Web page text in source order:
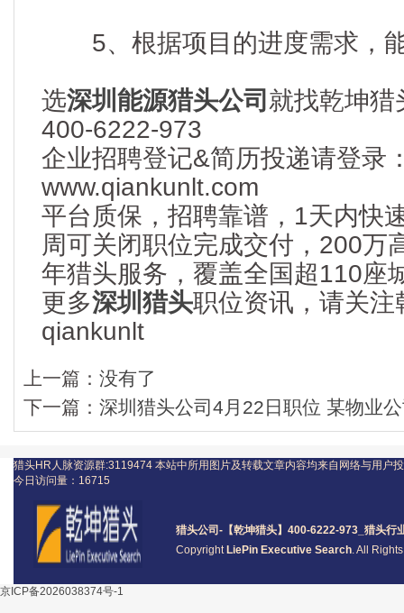
5、根据项目的进度需求，
选深圳能源猎头公司 就找乾坤猎
400-6222-973
企业招聘登记&简历投递请登录
www.qiankunlt.com
平台质保，招聘靠谱，1天内快
周可关闭职位完成交付，200万
年猎头服务，覆盖全国超110座
更多深圳猎头职位资讯，请关
qiankunlt
上一篇： 没有了
下一篇： 深圳猎头公司4月22日职位 某物业
猎头公司 -【乾坤猎头】400-6222-973_ 猎头行
Copyright LiePin Executive Search. All
猎头HR人脉资源群:3119474 本站中所用图片及转载文章内容均来自网络与用户
今日访问量： 16715
京ICP备2026038374号-1